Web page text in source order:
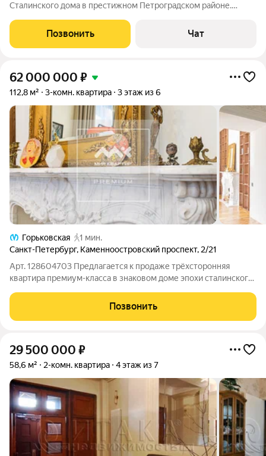
Сталинского дома в престижном Петроградском районе.
окон на зеленый двор и Б. Пушкарскую ул. Квартира находится
в шаговой доступности oт
Позвонить Чат
62 000 000 ₽
112,8 м² 3-комн. квартира 3 этаж из 6
Горьковская
1 мин.
Санкт-Петербург, Каменноостровский проспект, 2/21
Арт. 128604703 Предлагается к продаже трёхсторонняя
квартира премиум-класса в знаковом доме эпохи сталинского
Здание 1951 года постройки работы архитекторов Гурьева и
Фромзеля. Прямые виды на
Позвонить
29 500 000 ₽
58,6 м² 2-комн. квартира 4 этаж из 7